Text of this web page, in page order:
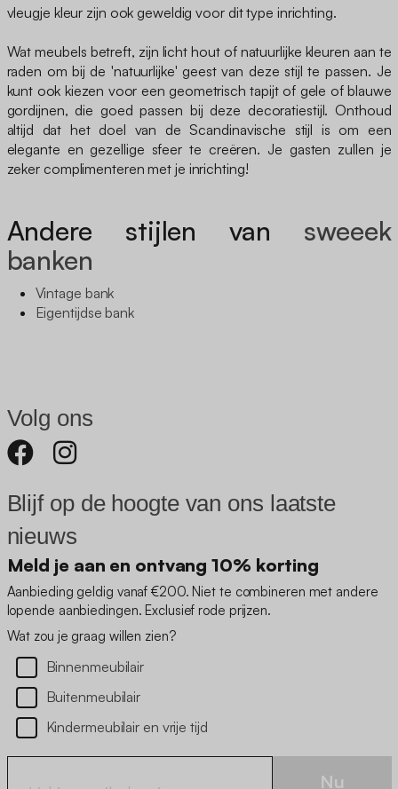
vleugje kleur zijn ook geweldig voor dit type inrichting.
Wat meubels betreft, zijn licht hout of natuurlijke kleuren aan te
raden om bij de 'natuurlijke' geest van deze stijl te passen. Je
kunt ook kiezen voor een geometrisch tapijt of gele of blauwe
gordijnen, die goed passen bij deze decoratiestijl. Onthoud
altijd dat het doel van de Scandinavische stijl is om een
elegante en gezellige sfeer te creëren. Je gasten zullen je
zeker complimenteren met je inrichting!
Andere stijlen van sweeek
banken
Vintage bank
Eigentijdse bank
Volg ons
Blijf op de hoogte van ons laatste
nieuws
Meld je aan en ontvang 10% korting
Aanbieding geldig vanaf €200. Niet te combineren met andere
lopende aanbiedingen. Exclusief rode prijzen.
Wat zou je graag willen zien?
Binnenmeubilair
Buitenmeubilair
Kindermeubilair en vrije tijd
Nu